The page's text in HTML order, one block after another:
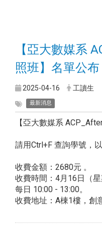
【亞大數媒系
照班】名單公布
2025-04-16 工讀生
最新消息
【亞大數媒系
請用Ctrl+F 查詢學號，
收費金額：2680元 。
收費時間：4月16日（
每日 10:00 - 13:00。
收費地址：A棟1樓，創